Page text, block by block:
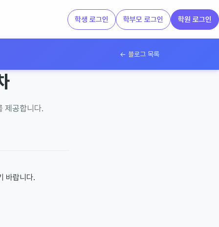
학생 로그인 학부모 로그인 학원 로그인
← 블로그 목록
제공합니다.
바랍니다.